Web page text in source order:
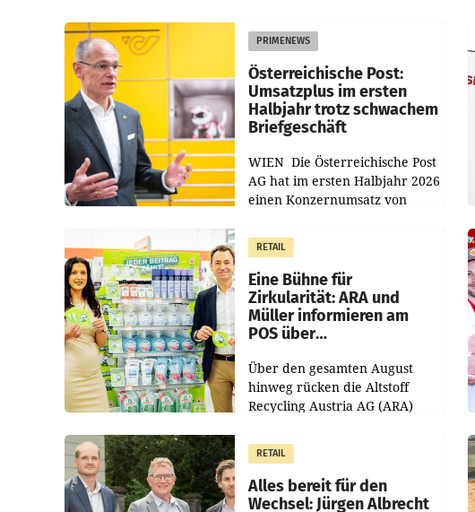
PRIMENEWS
Österreichische Post:
Umsatzplus im ersten
Halbjahr trotz schwachem
Briefgeschäft
WIEN Die Österreichische Post
AG hat im ersten Halbjahr 2026
einen Konzernumsatz von
erwirtschaftet, was einem Plus
von 3,8 Prozent gegenüber
dem Vergleichszeitraum
RETAIL
Eine Bühne für
Zirkularität: ARA und
Müller informieren am
POS über
Über den gesamten August
hinweg rücken die Altstoff
Recycling Austria AG (ARA)
Müller die Initiative „Kreislauf-
Helden“ in allen
österreichischen Müller-Filialen
RETAIL
Alles bereit für den
Wechsel: Jürgen Albrecht